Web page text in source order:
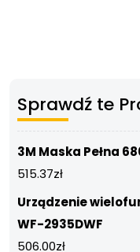
Sprawdź te
3M Maska Pełna
515.37zł
Urządzenie
WF-2935DWF
506.00zł